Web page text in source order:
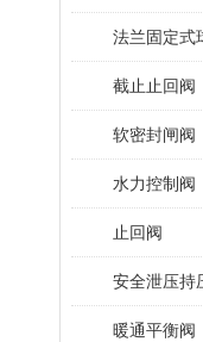
法兰固定式
截止止回阀
软密封闸阀
水力控制阀
止回阀
安全泄压持
暖通平衡阀